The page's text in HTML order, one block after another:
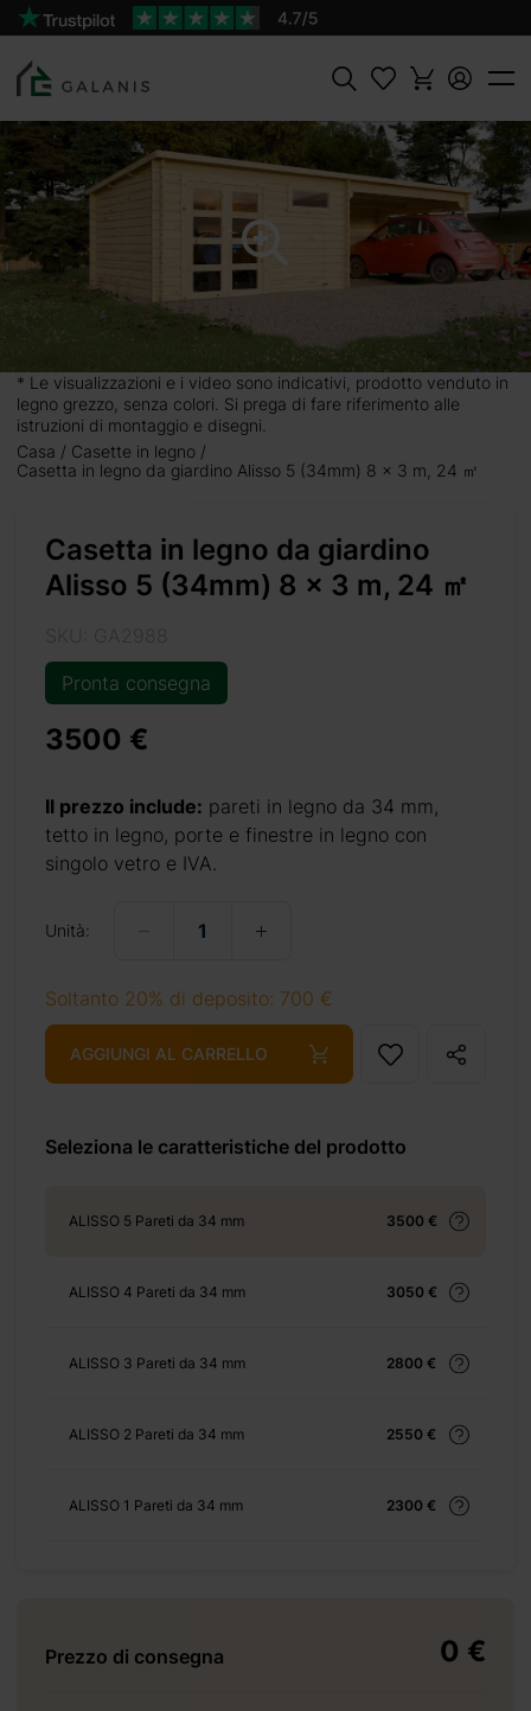
Cercare
* Le visualizzazioni e i video sono indicativi, prodotto venduto in
legno grezzo, senza colori. Si prega di fare riferimento alle
istruzioni di montaggio e disegni.
Casa
Casette in legno
Casetta in legno da giardino Alisso 5 (34mm) 8 x 3 m, 24 ㎡
Casetta in legno da giardino
Alisso 5 (34mm) 8 x 3 m, 24 ㎡
Pronta consegna
3500 €
Il prezzo include: pareti in legno da 34 mm,
tetto in legno, porte e finestre in legno con
singolo vetro e IVA.
Unità:
Soltanto 20% di deposito: 700 €
AGGIUNGI AL CARRELLO
Seleziona le caratteristiche del prodotto
ALISSO 5 Pareti da 34 mm 3500 €
ALISSO 4 Pareti da 34 mm 3050 €
ALISSO 3 Pareti da 34 mm 2800 €
ALISSO 2 Pareti da 34 mm 2550 €
ALISSO 1 Pareti da 34 mm 2300 €
Prezzo di consegna 0 €
Prodotto:
ALISSO 5 Pareti da 34 mm
3500 €
in legno
anche agli